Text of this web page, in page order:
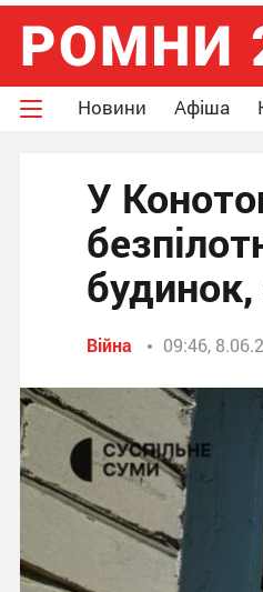
Новини Афіша
У
будинок,
Війна 09:46,